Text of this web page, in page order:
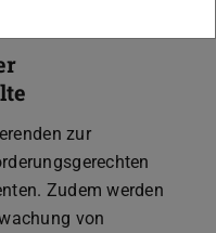
zur
Zudem werden
von